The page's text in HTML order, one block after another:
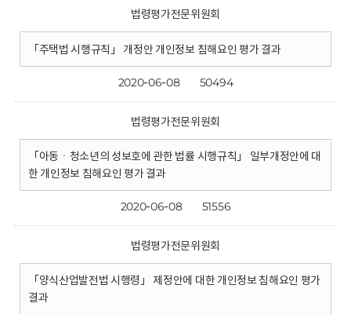
법령평가전문위원회
「주택법 시행규칙」 개정안 개인정보 침해요인 평가 결과
2020-06-08 50494
법령평가전문위원회
「아동ㆍ청소년의 성보호에 관한 법률 시행규칙」 일부개정안에 대
한 개인정보 침해요인 평가 결과
2020-06-08 51556
법령평가전문위원회
「양식산업발전법 시행령」 제정안에 대한 개인정보 침해요인 평가
결과